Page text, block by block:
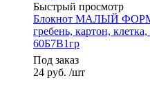
Быстрый просмотр
Блокнот МАЛЫЙ
гребень, картон,
60Б7В1гр
Под заказ
24 руб. /шт